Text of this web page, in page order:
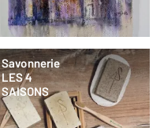
Savonnerie
LES 4
SAISONS